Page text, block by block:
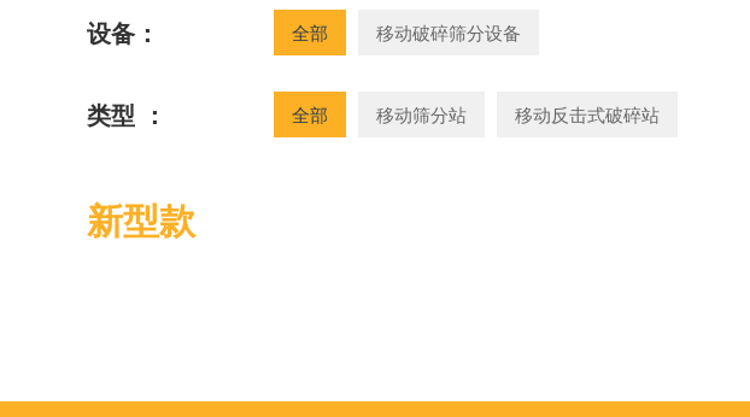
设备： 全部 移动破碎筛分设备
类型 ： 全部 移动筛分站 移动反击式破碎站
新型款